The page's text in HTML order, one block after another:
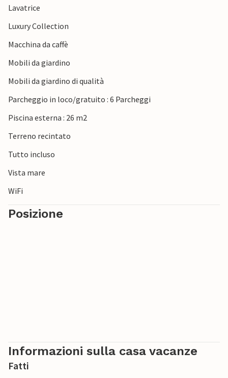
Tkon ha un proprio porto turistico per barche e yacht,
quindi gli appassionati di nautica sono i benvenuti. A un
eventualmente in loco, a seconda delle esigenze, catering,
servizio in camera giornaliero, gite in barca al Parco
ancora.
Lavatrice
Luxury Collection
Macchina da caffè
Mobili da giardino
Mobili da giardino di qualità
Parcheggio in loco/gratuito : 6 Parcheggi
Piscina esterna : 26 m2
Terreno recintato
Tutto incluso
Vista mare
WiFi
Posizione
Informazioni sulla casa vacanze
Fatti